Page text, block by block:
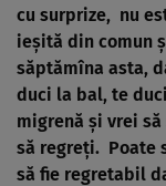
cu surprize, nu
ieșită din comun
săptămîna asta,
duci la bal, te
migrenă și vrei
să regreți. Poate
să fie regretabil